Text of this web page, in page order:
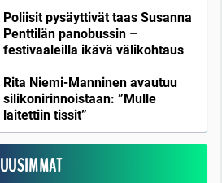
Poliisit pysäyttivät taas Susanna
Penttilän panobussin –
festivaaleilla ikävä välikohtaus
Rita Niemi-Manninen avautuu
silikonirinnoistaan: ”Mulle
laitettiin tissit”
UUSIMMAT